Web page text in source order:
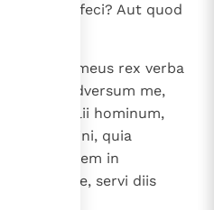
Quid feci? Aut quod
dominus meus rex verba
te adversum me,
autem filii hominum,
Domini, quia
non habitem in
"Vade, servi diis